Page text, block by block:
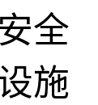
全
施